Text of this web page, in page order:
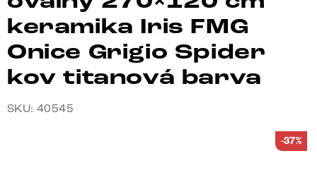
keramika Iris FMG
Onice Grigio Spider
kov titanová barva
SKU: 40545
-37%